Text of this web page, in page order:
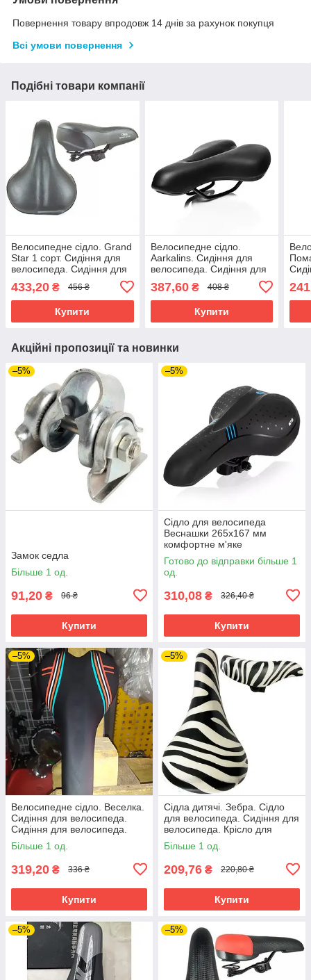
Повернення товару впродовж 14 днів за рахунок покупця
Всі умови повернення
Подібні товари компанії
Велосипедне сідло. Grand
Star 1 сорт. Сидіння для
велосипеда. Сидіння для
велосипеда. Сідло вело.
Велоседло.
433,20 ₴ 456 ₴
Купити
Велосипедне сідло.
Aarkalins. Сидіння для
велосипеда. Сидіння для
велосипеда. Сідло вело.
Велоседло.
387,60₴ 408 ₴
Купити
Акційні пропозиції та новинки
–5%
Замок седла
Більше 1 од.
91,20 ₴ 96 ₴
Купити
–5%
Сідло для велосипеда
Веснашки 265х167 мм
комфортне м'яке
велосипедне сидіння MTB
анатомічне
Готово до відправки більше 1
од.
310,08 ₴ 326,40 ₴
Купити
–5%
Велосипедне сідло. Веселка.
Сидіння для велосипеда.
Сидіння для велосипеда.
Сідло вело. Велоседло.
Більше 1 од.
319,20 ₴ 336 ₴
Купити
–5%
Сідла дитячі. Зебра. Сідло
для велосипеда. Сидіння для
велосипеда. Крісло для
велосипеда. Дитяча сидіння.
Більше 1 од.
209,76 ₴ 220,80 ₴
Купити
–5% –5%